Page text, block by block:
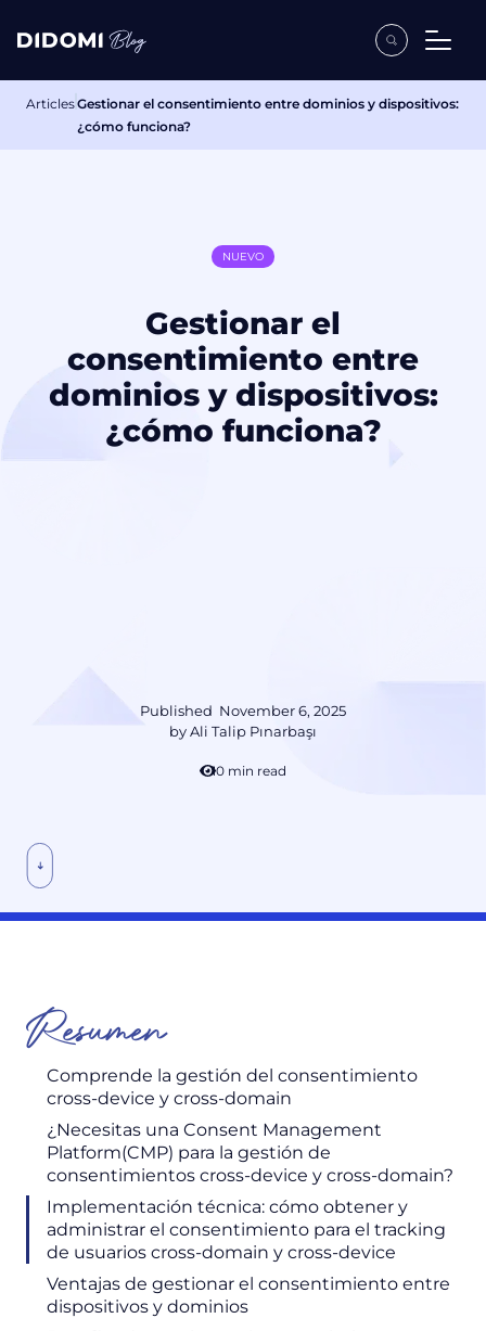
ArticlesGestionar el consentimiento entre dominios y dispositivos:
¿cómo funciona?
NUEVO
Gestionar el
consentimiento entre
dominios y dispositivos:
¿cómo funciona?
Published November 6, 2025
byAli Talip Pınarbaşı
10 min read
Resumen
Comprende la gestión del consentimiento
cross-device y cross-domain
¿Necesitas una Consent Management
Platform(CMP) para la gestión de
consentimientos cross-device y cross-domain?
Implementación técnica: cómo obtener y
administrar el consentimiento para el tracking
de usuarios cross-domain y cross-device
Ventajas de gestionar el consentimiento entre
dispositivos y dominios